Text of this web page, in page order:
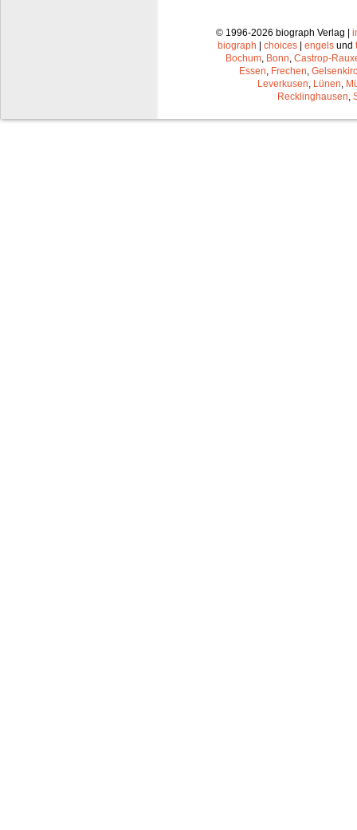
© 1996-2026 biograph Verlag |
biograph | choices | engels und
Bochum Bonn Castrop-
Essen Frechen
Leverkusen Lünen
Recklinghausen